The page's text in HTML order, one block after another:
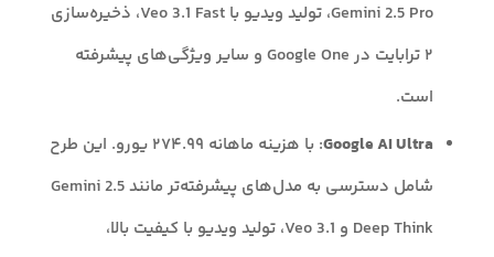
Gemini 2.5 Pro، تولید ویدیو با Veo 3.1 Fast، ذخیره‌سازی
۲ ترابایت در Google One و سایر ویژگی‌های پیشرفته
است.
Google AI Ultra
: با هزینه ماهانه ۲۷۴.۹۹ یورو. این طرح
شامل دسترسی به مدل‌های پیشرفته‌تر مانند Gemini 2.5
Deep Think و Veo 3.1، تولید ویدیو با کیفیت بالا،